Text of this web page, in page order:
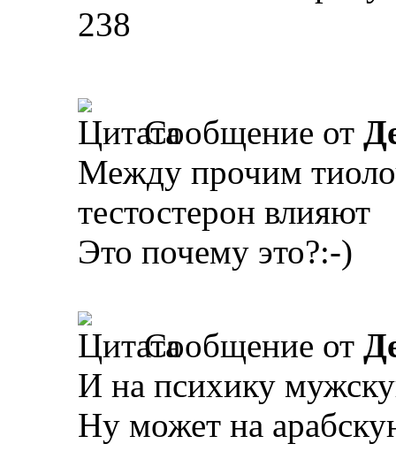
238
Сообщение от
Между прочим
тестостерон влияют
Это почему это?:-)
Сообщение от
И на психику
Ну может на